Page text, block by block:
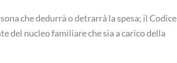
che dedurrà o detrarrà la spesa; il Codice
del nucleo familiare che sia a carico della